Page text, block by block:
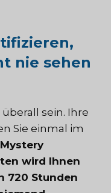
nie sehen
sein. Ihre
Sie einmal im
Mystery
wird Ihnen
720 Stunden